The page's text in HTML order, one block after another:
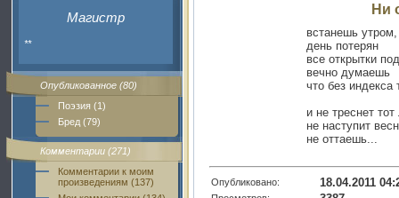
Магистр
**
Опубликованное (80)
Поэзия (1)
Бред (79)
Комментарии (271)
Комментарии к моим
произведениям (137)
Ни
встанешь
день потерян
все открытки
вечно думаешь
что без индекса
и не треснет
не наступит
не оттаешь...
Опубликовано: 18.04.2011